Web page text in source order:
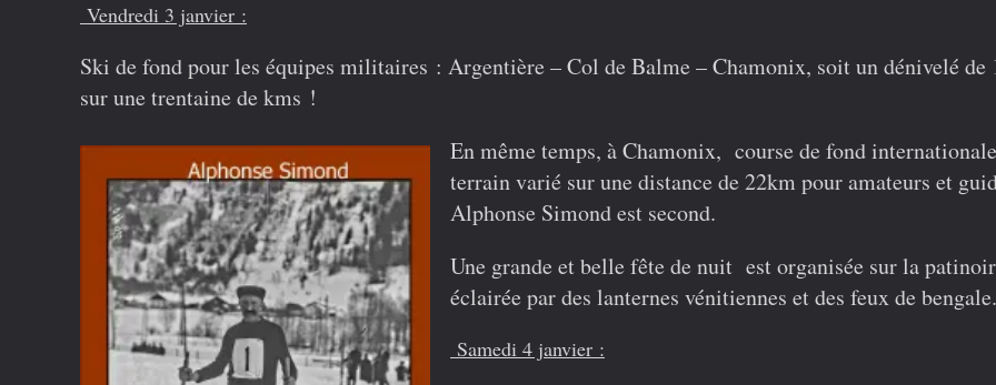
Vendredi 3 janvier :
Ski de fondpour les équipes militaires : Argentière – Col de Balme – Chamonix, soit un dénivelé de
sur une trentaine de kms !
En même temps, à Chamonix, course de fond internationale
terrain varié sur une distance de 22km pour amateurs et
Alphonse Simond est second.
Une grande et belle fête de nuit est organisée sur la
éclairée par des lanternes vénitiennes et des feux de bengale.
Samedi 4 janvier :